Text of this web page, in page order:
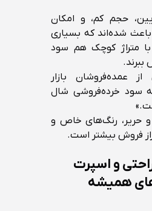
حجم کم، و امکان
باعث شده‌اند که بسیاری
با متراژ کوچک هم سود
ببرند.
عمده‌فروشان بازار
سود خرده‌فروشی شال
حریر، رنگ‌های خاص و
فروش بیشتر است.
و اسپرت
همیشه